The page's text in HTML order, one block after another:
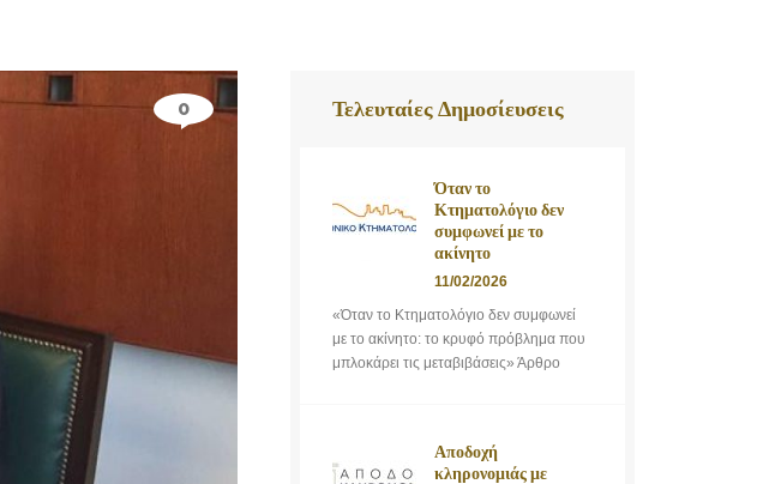
0 Τελευταίες Δημοσίευσεις
Όταν το
Κτηματολόγιο δεν
συμφωνεί με το
ακίνητο
11/02/2026
«Όταν το Κτηματολόγιο δεν συμφωνεί
με το ακίνητο: το κρυφό πρόβλημα που
μπλοκάρει τις μεταβιβάσεις» Άρθρο
Αποδοχή
κληρονομιάς με